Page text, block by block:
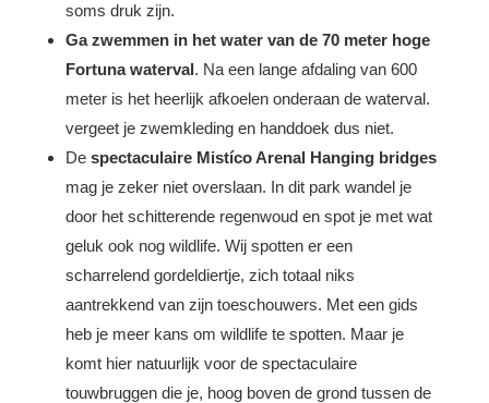
soms druk zijn.
Ga zwemmen in het water van de 70 meter hoge
Fortuna waterval. Na een lange afdaling van 600
meter is het heerlijk afkoelen onderaan de waterval.
vergeet je zwemkleding en handdoek dus niet.
De spectaculaire Mistíco Arenal Hanging bridges
mag je zeker niet overslaan. In dit park wandel je
door het schitterende regenwoud en spot je met wat
geluk ook nog wildlife. Wij spotten er een
scharrelend gordeldiertje, zich totaal niks
aantrekkend van zijn toeschouwers. Met een gids
heb je meer kans om wildlife te spotten. Maar je
komt hier natuurlijk voor de spectaculaire
touwbruggen die je, hoog boven de grond tussen de